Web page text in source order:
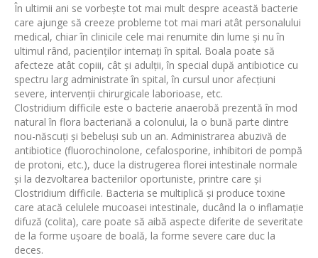
În ultimii ani se vorbește tot mai mult despre această bacterie
care ajunge să creeze probleme tot mai mari atât personalului
medical, chiar în clinicile cele mai renumite din lume și nu în
ultimul rând, pacienților internați în spital. Boala poate să
afecteze atât copiii, cât și adulții, în special după antibiotice cu
spectru larg administrate în spital, în cursul unor afecțiuni
severe, intervenții chirurgicale laborioase, etc.
Clostridium difficile este o bacterie anaerobă prezentă în mod
natural în flora bacteriană a colonului, la o bună parte dintre
nou-născuți și bebeluși sub un an. Administrarea abuzivă de
antibiotice (fluorochinolone, cefalosporine, inhibitori de pompă
de protoni, etc.), duce la distrugerea florei intestinale normale
și la dezvoltarea bacteriilor oportuniste, printre care și
Clostridium difficile. Bacteria se multiplică și produce toxine
care atacă celulele mucoasei intestinale, ducând la o inflamație
difuză (colita), care poate să aibă aspecte diferite de severitate
de la forme ușoare de boală, la forme severe care duc la
deces.